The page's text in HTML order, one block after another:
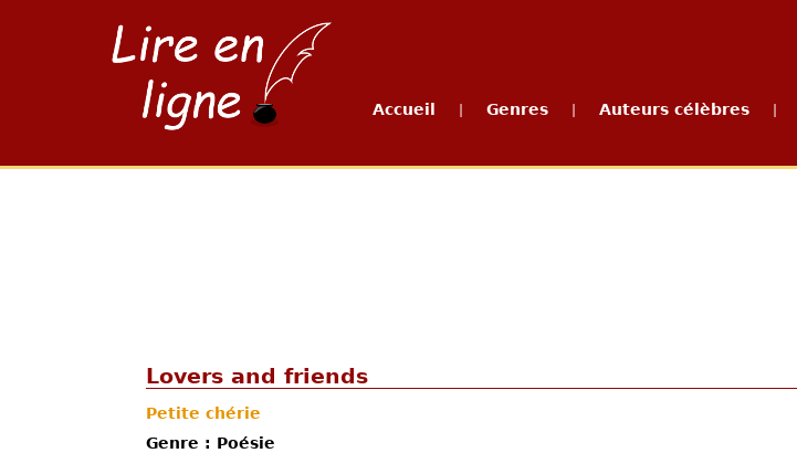
Accueil Genres Auteurs célèbres
Lovers and friends
Petite chérie
Genre : Poésie